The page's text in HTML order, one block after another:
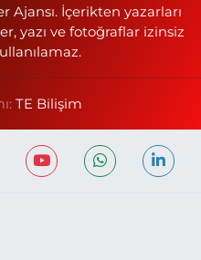
Ajansı. İçerikten yazarları
yazı ve fotoğraflar izinsiz
TE Bilişim